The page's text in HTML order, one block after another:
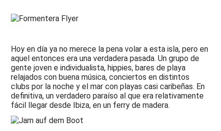
Hoy en día ya no merece la pena volar a esta isla, pero en
aquel entonces era una verdadera pasada. Un grupo de
gente joven e individualista, hippies, bares de playa
relajados con buena música, conciertos en distintos
clubs por la noche y el mar con playas casi caribeñas. En
definitiva, un verdadero paraíso al que era relativamente
fácil llegar desde Ibiza, en un ferry de madera.